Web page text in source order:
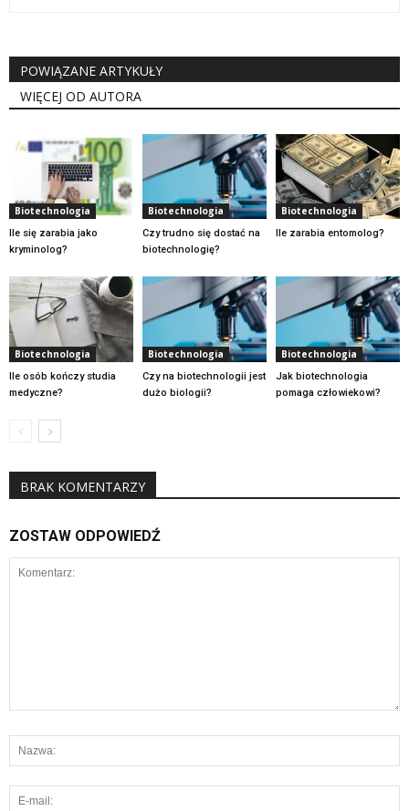
POWIĄZANE ARTYKUŁY
WIĘCEJ OD AUTORA
Biotechnologia
Ile się zarabia jako
kryminolog?
Biotechnologia
Czy trudno się dostać na
biotechnologię?
Biotechnologia
Ile zarabia entomolog?
Biotechnologia
Ile osób kończy studia
medyczne?
Biotechnologia
Czy na biotechnologii jest
dużo biologii?
Biotechnologia
Jak biotechnologia
pomaga człowiekowi?
BRAK KOMENTARZY
ZOSTAW ODPOWIEDŹ